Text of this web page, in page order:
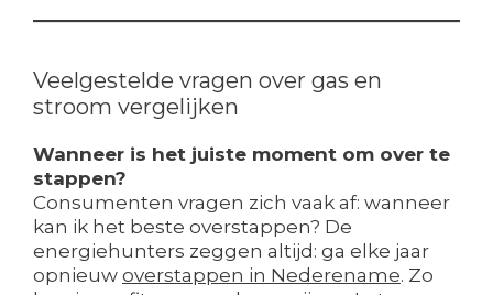
Veelgestelde vragen over gas en
stroom vergelijken
Wanneer is het juiste moment om over te
stappen?
Consumenten vragen zich vaak af: wanneer
kan ik het beste overstappen? De
energiehunters zeggen altijd: ga elke jaar
opnieuw overstappen in Nederename. Zo